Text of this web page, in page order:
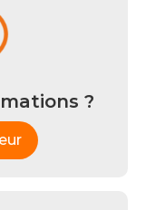
?